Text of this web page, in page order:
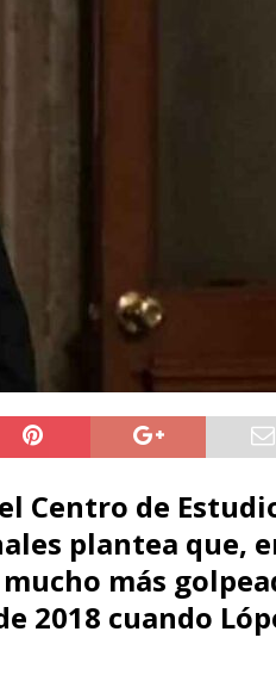
Centro de
plantea que,
más
2018 cuando